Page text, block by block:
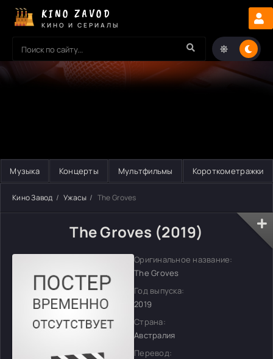
KINO ZAVOD
КИНО И СЕРИАЛЫ
Музыка Концерты Мультфильмы Короткометражки
Кино Завод Ужасы The Groves
The Groves (2019)
Оригинальное название:
The Groves
Год выпуска:
2019
Страна:
Австралия
Перевод: